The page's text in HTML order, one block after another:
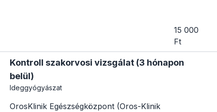
15 000
Ft
Kontroll szakorvosi vizsgálat (3 hónapon
belül)
Ideggyógyászat
OrosKlinik Egészségközpont (Oros-Klinik